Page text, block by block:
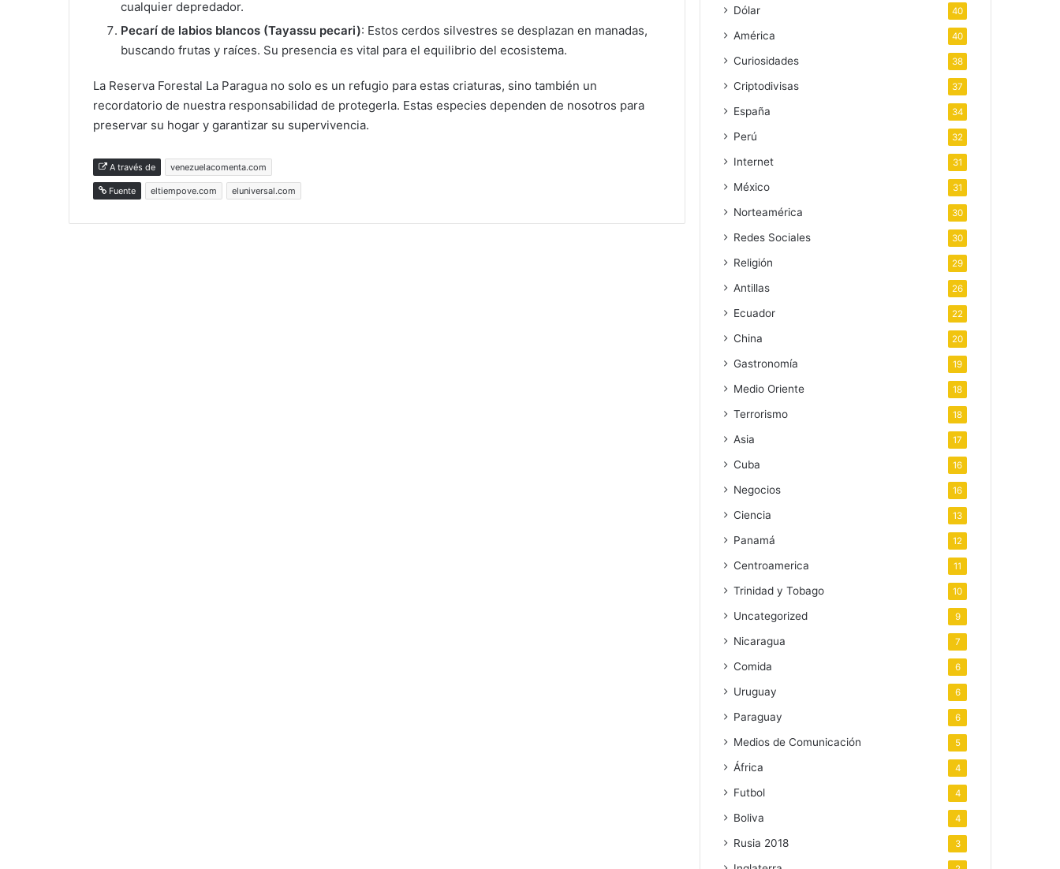
cualquier depredador.
Pecarí de labios blancos (Tayassu pecari): Estos cerdos silvestres se desplazan en manadas,
buscando frutas y raíces. Su presencia es vital para el equilibrio del ecosistema.
La Reserva Forestal La Paragua no solo es un refugio para estas criaturas, sino también un
recordatorio de nuestra responsabilidad de protegerla. Estas especies dependen de nosotros para
preservar su hogar y garantizar su supervivencia.
A través de venezuelacomenta.com
Fuente eltiempove.com eluniversal.com
Dólar 40
América 40
Curiosidades 38
Criptodivisas 37
España 34
Perú 32
Internet 31
México 31
Norteamérica 30
Redes Sociales 30
Religión 29
Antillas 26
Ecuador 22
China 20
Gastronomía 19
Medio Oriente 18
Terrorismo 18
Asia 17
Cuba 16
Negocios 16
Ciencia 13
Panamá 12
Centroamerica 11
Trinidad y Tobago 10
Uncategorized 9
Nicaragua 7
Comida 6
Uruguay 6
Paraguay 6
Medios de Comunicación 5
África 4
Futbol 4
Boliva 4
Rusia 2018 3